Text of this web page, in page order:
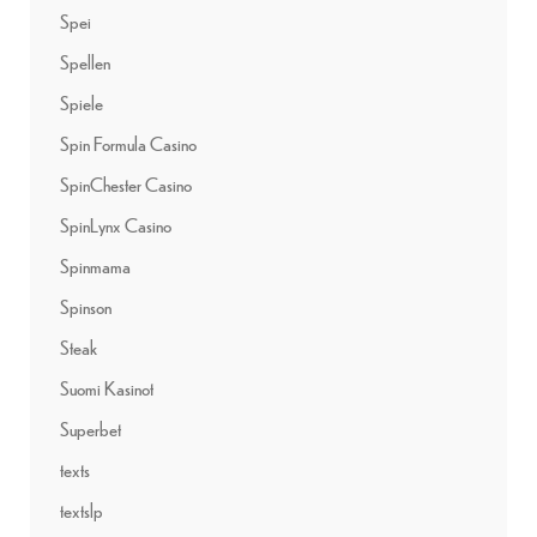
Spei
Spellen
Spiele
Spin Formula Casino
SpinChester Casino
SpinLynx Casino
Spinmama
Spinson
Steak
Suomi Kasinot
Superbet
texts
textslp